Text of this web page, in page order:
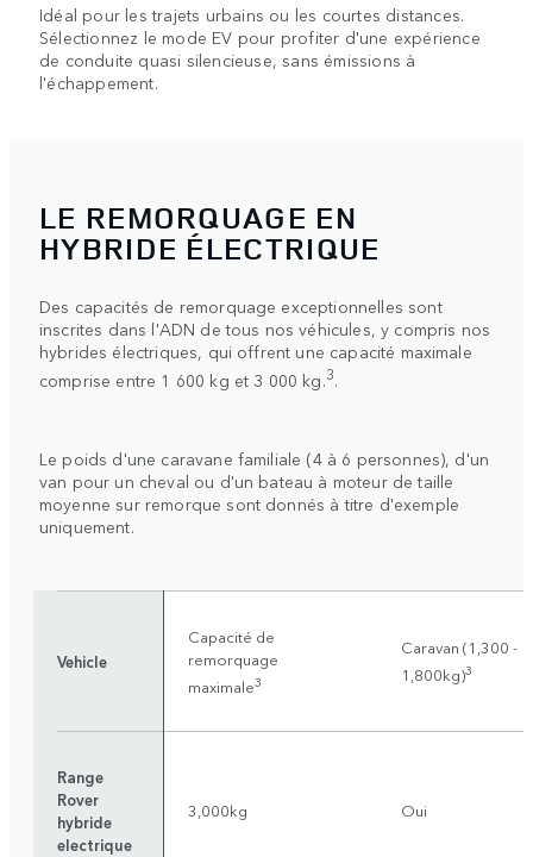
Idéal pour les trajets urbains ou les courtes distances.
Sélectionnez le mode EV pour profiter d'une expérience
de conduite quasi silencieuse, sans émissions à
l'échappement.
LE REMORQUAGE EN
HYBRIDE ÉLECTRIQUE
Des capacités de remorquage exceptionnelles sont
inscrites dans l'ADN de tous nos véhicules, y compris nos
hybrides électriques, qui offrent une capacité maximale
comprise entre 1 600 kg et 3 000 kg.3.
Le poids d'une caravane familiale (4 à 6 personnes), d'un
van pour un cheval ou d'un bateau à moteur de taille
moyenne sur remorque sont donnés à titre d'exemple
uniquement.
Vehicle
Capacité de
remorquage
maximale3
Caravan (1,300 -
1,800kg)3
Range
Rover
hybride
electrique
3,000kg Oui